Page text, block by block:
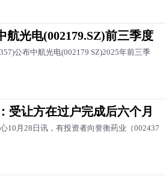
航光电(002179.SZ)前三季度
公布中航光电(002179 SZ)2025年前三季
受让方在过户完成后六个月
10月28日讯，有投资者向誉衡药业（002437